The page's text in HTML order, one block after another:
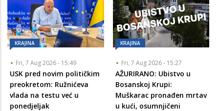
KRAJINA
Fri, 7 Aug 2026 - 15:49
USK pred novim političkim
preokretom: Ružnićeva
vlada na testu već u
ponedjeljak
KRAJINA
Fri, 7 Aug 2026 - 15:27
AŽURIRANO: Ubistvo u
Bosanskoj Krupi:
Muškarac pronađen mrtav
u kući, osumnjičeni